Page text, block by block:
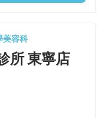
美容科
所 東寧店